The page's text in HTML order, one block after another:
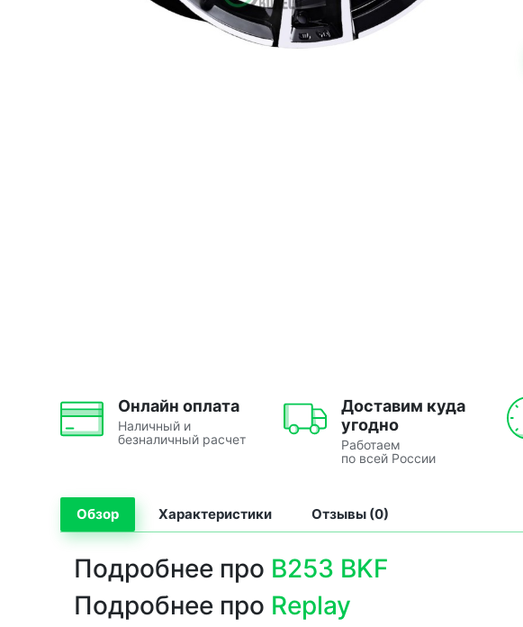
Онлайн оплата
Наличный и
безналичный расчет
Доставим куда
угодно
Работаем
по всей России
Обзор Характеристики Отзывы (0)
Подробнее про B253 BKF
Подробнее про Replay